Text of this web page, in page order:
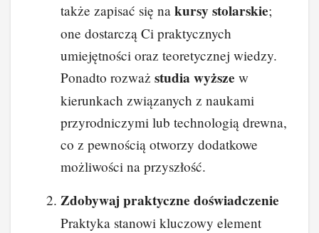
także zapisać się na kursy stolarskie;
one dostarczą Ci praktycznych
umiejętności oraz teoretycznej wiedzy.
Ponadto rozważ studia wyższe w
kierunkach związanych z naukami
przyrodniczymi lub technologią drewna,
co z pewnością otworzy dodatkowe
możliwości na przyszłość.
Zdobywaj praktyczne doświadczenie
Praktyka stanowi kluczowy element